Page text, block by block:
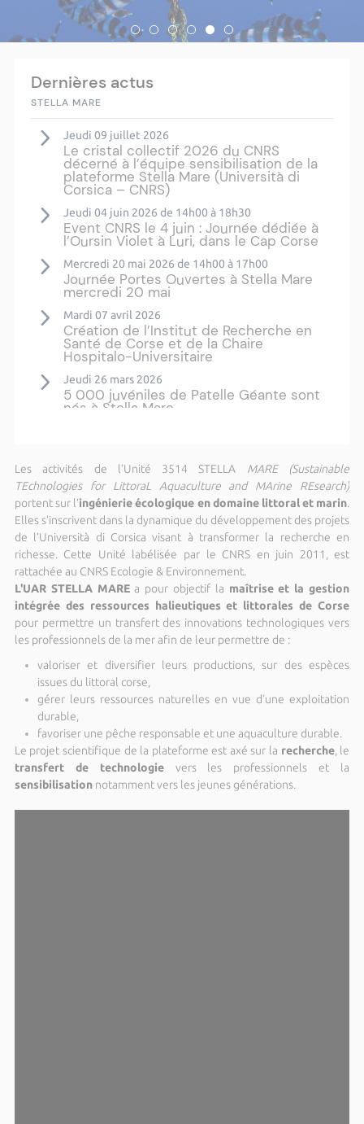
Dernières actus
STELLA MARE
Jeudi 09 juillet 2026
Le cristal collectif 2026 du CNRS
décerné à l’équipe sensibilisation de la
plateforme Stella Mare (Università di
Corsica – CNRS)
Jeudi 04 juin 2026 de 14h00 à 18h30
Event CNRS le 4 juin : Journée dédiée à
l’Oursin Violet à Luri, dans le Cap Corse
Mercredi 20 mai 2026 de 14h00 à 17h00
Journée Portes Ouvertes à Stella Mare
mercredi 20 mai
Mardi 07 avril 2026
Création de l’Institut de Recherche en
Santé de Corse et de la Chaire
Hospitalo-Universitaire
Jeudi 26 mars 2026
5 000 juvéniles de Patelle Géante sont
nés à Stella Mare
Les activités de l’Unité 3514 STELLA MARE (Sustainable
TEchnologies for LittoraL Aquaculture and MArine REsearch)
portent sur l’ingénierie écologique en domaine littoral et marin.
Elles s’inscrivent dans la dynamique du développement des projets
de l’Università di Corsica visant à transformer la recherche en
richesse. Cette Unité labélisée par le CNRS en juin 2011, est
rattachée au CNRS Ecologie & Environnement.
L'UAR STELLA MAREa pour objectif la maîtrise et la gestion
intégrée des ressources halieutiques et littorales de Corse
pour permettre un transfert des innovations technologiques vers
les professionnels de la mer afin de leur permettre de :
valoriser et diversifier leurs productions, sur des espèces
issues du littoral corse,
gérer leurs ressources naturelles en vue d’une exploitation
durable,
favoriser une pêche responsable et une aquaculture durable.
Le projet scientifique de la plateforme est axé sur la recherche, le
transfert de technologie vers les professionnels et la
sensibilisation notamment vers les jeunes générations.